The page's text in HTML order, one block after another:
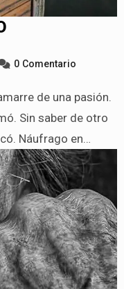
0 Comentario
Sin saber de otro
Náufrago en…